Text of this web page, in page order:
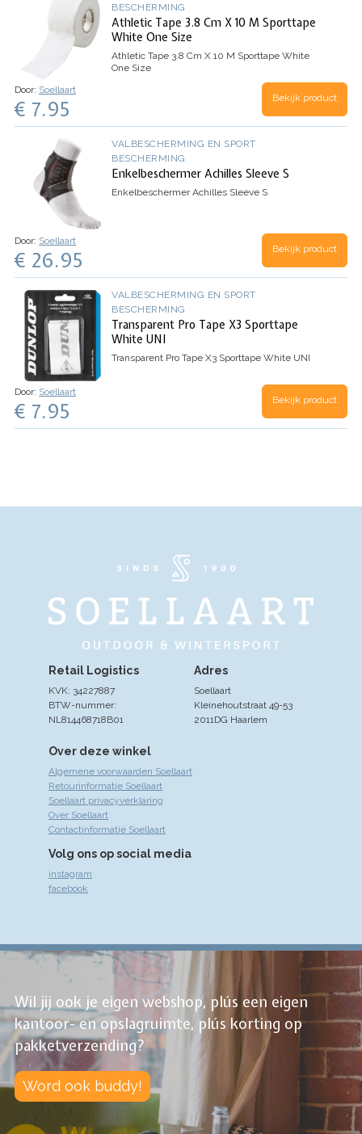
BESCHERMING
Athletic Tape 3.8 Cm X 10 M Sporttape
White One Size
Athletic Tape 3.8 Cm X 10 M Sporttape White
One Size
Door: Soellaart
€ 7.95 Bekijk product
VALBESCHERMING EN SPORT
BESCHERMING
Enkelbeschermer Achilles Sleeve S
Enkelbeschermer Achilles Sleeve S
Door: Soellaart
€ 26.95 Bekijk product
VALBESCHERMING EN SPORT
BESCHERMING
Transparent Pro Tape X3 Sporttape
White UNI
Transparent Pro Tape X3 Sporttape White UNI
Door: Soellaart
€ 7.95 Bekijk product
Over deze winkel
Algemene voorwaarden Soellaart
Retourinformatie Soellaart
Soellaart privacyverklaring
Over Soellaart
Contactinformatie Soellaart
Volg ons op social media
instagram
facebook
Adres
Soellaart
Kleinehoutstraat 49-53
2011DG Haarlem
Retail Logistics
KVK: 34227887
BTW-nummer:
NL814468718B01
Wil jij ook je eigen webshop, plús een eigen
kantoor- en opslagruimte, plús korting op
pakketverzending?
Word ook buddy!